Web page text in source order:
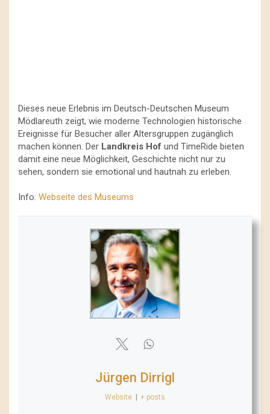
Dieses neue Erlebnis im Deutsch-Deutschen Museum
Mödlareuth zeigt, wie moderne Technologien historische
Ereignisse für Besucher aller Altersgruppen zugänglich
machen können. Der Landkreis Hof und TimeRide bieten
damit eine neue Möglichkeit, Geschichte nicht nur zu
sehen, sondern sie emotional und hautnah zu erleben.
Info: Webseite des Museums
Jürgen Dirrigl
Website + posts